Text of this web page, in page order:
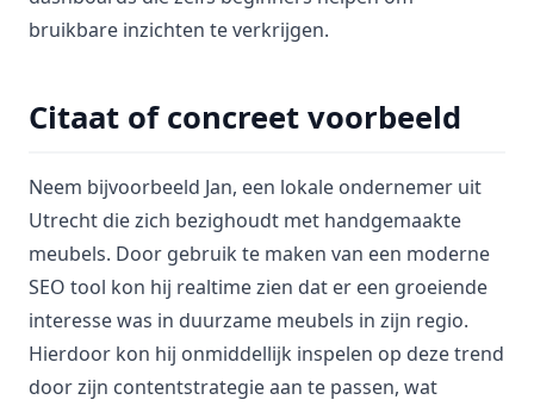
bruikbare inzichten te verkrijgen.
Citaat of concreet voorbeeld
Neem bijvoorbeeld Jan, een lokale ondernemer uit
Utrecht die zich bezighoudt met handgemaakte
meubels. Door gebruik te maken van een moderne
SEO tool kon hij realtime zien dat er een groeiende
interesse was in duurzame meubels in zijn regio.
Hierdoor kon hij onmiddellijk inspelen op deze trend
door zijn contentstrategie aan te passen, wat